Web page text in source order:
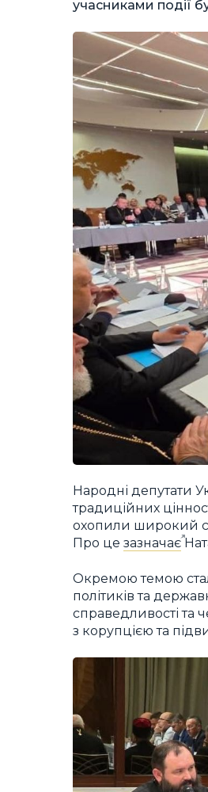
учасниками події
Народні депутати
традиційних
охопили широкий
Про це зазначає
Окремою темою
політиків та
справедливості та
з корупцією та